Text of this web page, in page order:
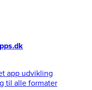
app udvikling
til alle formater